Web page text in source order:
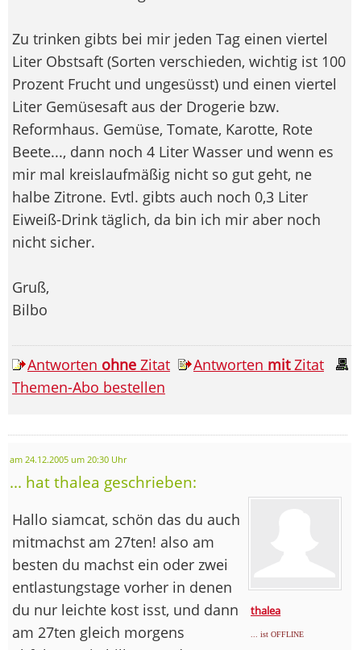
Zu trinken gibts bei mir jeden Tag einen viertel
Liter Obstsaft (Sorten verschieden, wichtig ist 100
Prozent Frucht und ungesüsst) und einen viertel
Liter Gemüsesaft aus der Drogerie bzw.
Reformhaus. Gemüse, Tomate, Karotte, Rote
Beete..., dann noch 4 Liter Wasser und wenn es
mir mal kreislaufmäßig nicht so gut geht, ne
halbe Zitrone. Evtl. gibts auch noch 0,3 Liter
Eiweiß-Drink täglich, da bin ich mir aber noch
nicht sicher.
Gruß,
Bilbo
Antworten ohne Zitat Antworten mitZitat
Themen-Abo bestellen
am 24.12.2005 um 20:30 Uhr
... hat thalea geschrieben:
thalea
... ist OFFLINE
Hallo siamcat, schön das du auch
mitmachst am 27ten! also am
besten du machst ein oder zwei
entlastungstage vorher in denen
du nur leichte kost isst, und dann
am 27ten gleich morgens